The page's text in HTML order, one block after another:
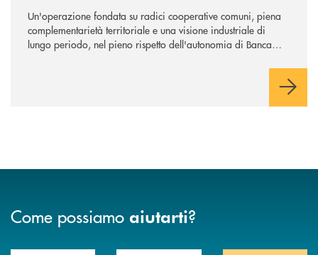
Un'operazione fondata su radici cooperative comuni, piena
complementarietà territoriale e una visione industriale di
lungo periodo, nel pieno rispetto dell'autonomia di Banca
negoziazione esclusiva per la finalizzazione dell’operazione.
Come possiamo aiutarti?